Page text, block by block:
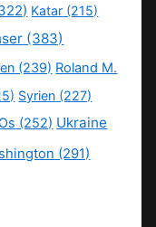
Katar (215)
(383)
(239) Roland M.
Syrien (227)
(252) Ukraine
(291)